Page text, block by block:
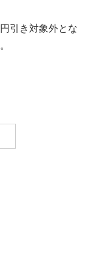
引き対象外とな